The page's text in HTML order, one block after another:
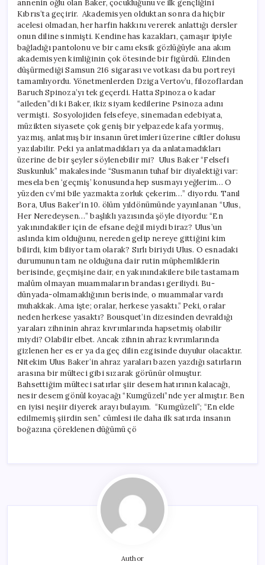
annenin oğlu olan Baker, çocukluğunu ve ilk gençliğini
Kıbrıs’ta geçirir. Akademisyen olduktan sonra da hiçbir
acelesi olmadan, her harfin hakkını vererek anlattığı dersler
onun diline sinmişti. Kendine has kazakları, çamaşır ipiyle
bağladığı pantolonu ve bir camı eksik gözlüğüyle ana akım
akademisyen kimliğinin çok ötesinde bir figürdü. Elinden
düşürmediği Samsun 216 sigarası ve votkası da bu portreyi
tamamlıyordu. Yönetmenlerden Dziga Vertov’u, filozoflardan
Baruch Spinoza’yı tek geçerdi. Hatta Spinoza o kadar
“aileden”di ki Baker, ikiz siyam kedilerine Psinoza adını
vermişti. Sosyolojiden felsefeye, sinemadan edebiyata,
müzikten siyasete çok geniş bir yelpazede kafa yormuş,
yazmış, anlatmış bir insanın üretimleri üzerine ciltler dolusu
yazılabilir. Peki ya anlatmadıkları ya da anlatamadıkları
üzerine de bir şeyler söylenebilir mi? Ulus Baker “Felsefi
Suskunluk” makalesinde “Susmanın tuhaf bir diyalektiği var:
mesela ben ‘geçmiş’ konusunda hep susmayı yeğlerim… O
yüzden cv’mi bile yazmakta zorluk çekerim…” diyordu. Tanıl
Bora, Ulus Baker’in 10. ölüm yıldönümünde yayınlanan “Ulus,
Her Neredeysen…” başlıklı yazısında şöyle diyordu: “En
yakınındakiler için de efsane değil miydi biraz? Ulus’un
aslında kim olduğunu, nereden gelip nereye gittiğini kim
bilirdi, kim biliyor tam olarak? Sırlı biriydi Ulus. O esnadaki
durumunun tam ne olduğuna dair rutin müphemliklerin
berisinde, geçmişine dair, en yakınındakilere bile tastamam
malûm olmayan muammaların brandası geriliydi. Bu-
dünyada-olmamaklığının berisinde, o muammalar vardı
muhakkak. Ama işte; oralar, herkese yasaktı.” Peki, oralar
neden herkese yasaktı? Bousquet’in dizesinden devraldığı
yaraları zihninin ahraz kıvrımlarında hapsetmiş olabilir
miydi? Olabilir elbet. Ancak zihnin ahraz kıvrımlarında
gizlenen her es er ya da geç dilin ezgisinde duyulur olacaktır.
Nitekim Ulus Baker’in ahraz yaraları bazen yazdığı satırların
arasına bir mülteci gibi sızarak görünür olmuştur.
Bahsettiğim mülteci satırlar şiir desem hatırının kalacağı,
nesir desem gönül koyacağı “Kumgüzeli”nde yer almıştır. Ben
en iyisi neşiir diyerek arayı bulayım. “Kumgüzeli”; “En elde
edilmemiş şiirdin sen.” cümlesi ile daha ilk satırda insanın
boğazına çöreklenen düğümü çö
Author